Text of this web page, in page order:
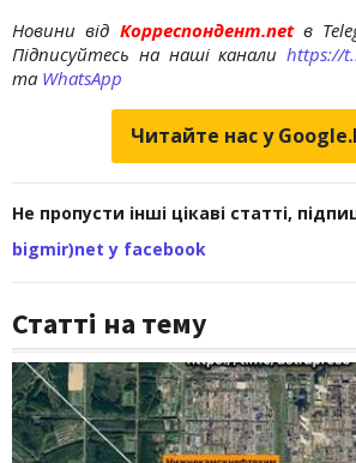
Новини від Корреспондент.netв
Підписуйтесь на наші канали https://
та WhatsApp
Читайте нас у
Не пропусти інші цікаві статті,
bigmir)net у facebook
Статті на тему